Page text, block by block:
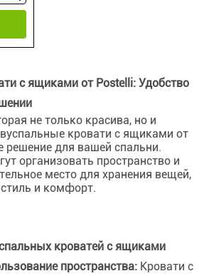
с ящиками от Postelli: Удобство
не только красива, но и
кровати с ящиками от
решение для вашей спальни.
организовать пространство и
место для хранения вещей,
и комфорт.
кроватей с ящиками
пространства: Кровати с